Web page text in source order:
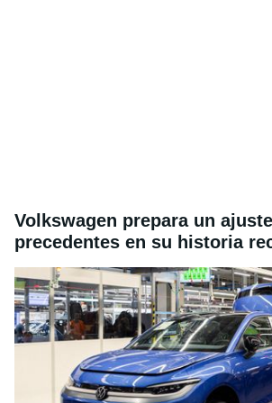
Volkswagen prepara un
precedentes en su historia